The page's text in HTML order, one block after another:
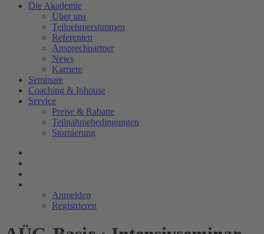
Die Akademie
Über uns
Teilnehmerstimmen
Referenten
Ansprechpartner
News
Karriere
Seminare
Coaching & Inhouse
Service
Preise & Rabatte
Teilnahmebedingungen
Stornierung
Anmelden
Registrieren